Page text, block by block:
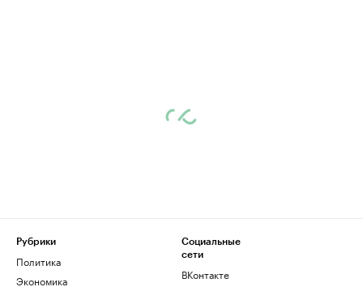
Рубрики
Политика
Экономика
Социальные
сети
ВКонтакте